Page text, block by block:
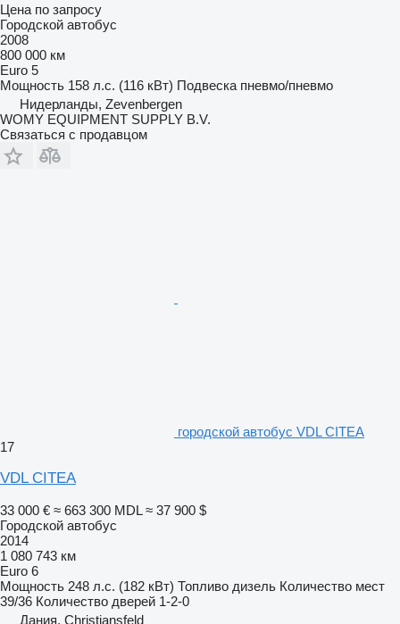
Цена по запросу
Городской автобус
2008
800 000 км
Euro 5
Мощность 158 л.с. (116 кВт) Подвеска пневмо/пневмо
Нидерланды, Zevenbergen
WOMY EQUIPMENT SUPPLY B.V.
Связаться с продавцом
городской автобус VDL CITEA
17
VDL CITEA
33 000 € ≈ 663 300 MDL ≈ 37 900 $
Городской автобус
2014
1 080 743 км
Euro 6
Мощность 248 л.с. (182 кВт) Топливо дизель Количество мест
39/36 Количество дверей 1-2-0
Дания, Christiansfeld